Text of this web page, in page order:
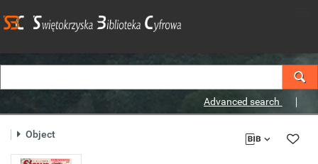
Advanced search
Object